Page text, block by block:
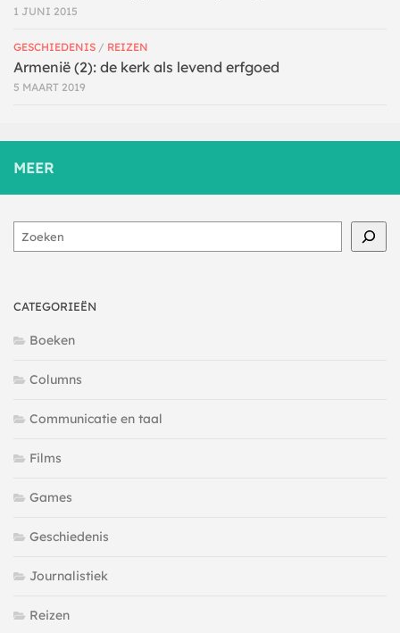
1 JUNI 2015
GESCHIEDENIS / REIZEN
Armenië (2): de kerk als levend erfgoed
5 MAART 2019
MEER
Zoeken
CATEGORIEËN
Boeken
Columns
Communicatie en taal
Films
Games
Geschiedenis
Journalistiek
Reizen